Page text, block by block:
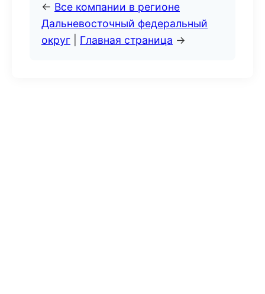
← Все компании в регионе
Дальневосточный федеральный
округ
Главная страница →